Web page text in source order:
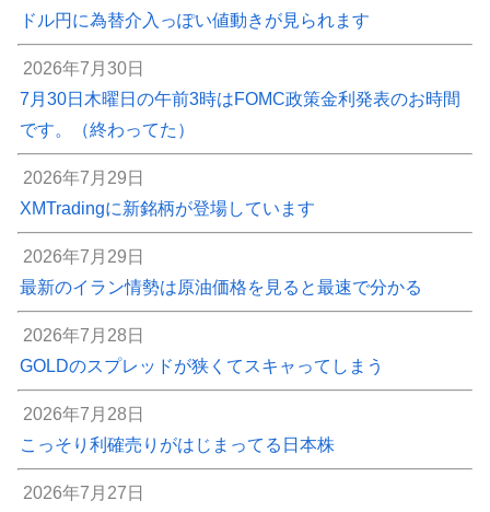
ドル円に為替介入っぽい値動きが見られます
2026年7月30日
7月30日木曜日の午前3時はFOMC政策金利発表のお時間
です。（終わってた）
2026年7月29日
XMTradingに新銘柄が登場しています
2026年7月29日
最新のイラン情勢は原油価格を見ると最速で分かる
2026年7月28日
GOLDのスプレッドが狭くてスキャってしまう
2026年7月28日
こっそり利確売りがはじまってる日本株
2026年7月27日